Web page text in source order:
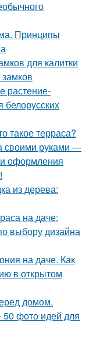
Принципы
для калитки
растение-
белорусских
такое терраса?
своими руками —
оформления
из дерева:
на даче:
выбору дизайна
на даче. Как
в открытом
домом.
фото идей для